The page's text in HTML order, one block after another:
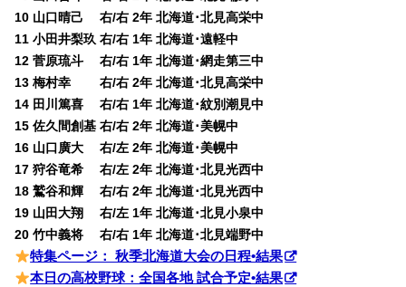
10 山口晴己 右/右 2年 北海道･北見高栄中
11 小田井梨玖 右/右 1年 北海道･遠軽中
12 菅原琉斗 右/右 1年 北海道･網走第三中
13 梅村幸 右/右 2年 北海道･北見高栄中
14 田川篤喜 右/右 1年 北海道･紋別潮見中
15 佐久間創基 右/右 2年 北海道･美幌中
16 山口廣大 右/左 2年 北海道･美幌中
17 狩谷竜希 右/左 2年 北海道･北見光西中
18 鷲谷和輝 右/右 2年 北海道･北見光西中
19 山田大翔 右/左 1年 北海道･北見小泉中
20 竹中義将 右/右 1年 北海道･北見端野中
特集ページ： 秋季北海道大会の日程•結果
本日の高校野球：全国各地 試合予定•結果